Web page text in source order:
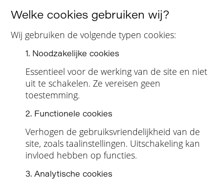
Welke cookies gebruiken wij?
Wij gebruiken de volgende typen cookies:
1. Noodzakelijke cookies
Essentieel voor de werking van de site en niet
uit te schakelen. Ze vereisen geen
toestemming.
2. Functionele cookies
Verhogen de gebruiksvriendelijkheid van de
site, zoals taalinstellingen. Uitschakeling kan
invloed hebben op functies.
3. Analytische cookies